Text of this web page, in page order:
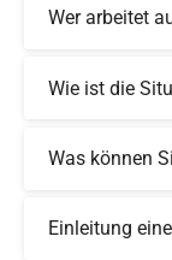
Wer arbeitet
Wie ist die
Was können
Einleitung